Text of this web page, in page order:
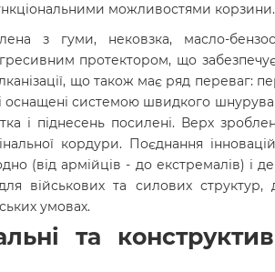
можливостями корзини.
з гуми, нековзка, масло-
протектором, що
що також має ряд переваг:
оснащені системою швидкого
і піднесень посилені. Верх
кордури. Поєднання
(від армійців - до екстремалів) і
військових та силових
умовах.
та